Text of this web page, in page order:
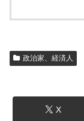
政治家、経済人
X